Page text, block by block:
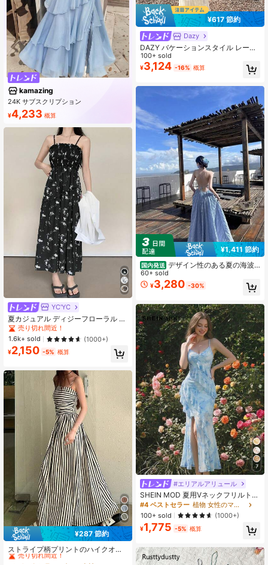
kamazing
24K サブスクリプション
¥4,233 概算
YC'YC
夏カジュアル ディジーフローラル タ
イストラップキャミソールドレス ブ
ラック バケーション エレガント
売り切れ間近！
1.6k+ sold
(1000+)
¥2,150 -5% 概算
¥287 節約
ストライプ柄プリントのハイクオリ
ティーな女性用バケーションドレ
#6 ベストセラー
ビーチ 女性のロングドレス
売り切れ間近！
#6 ベストセラー
#6 ベストセラー
¥617 節約
Dazy
DAZY バケーションスタイル レース
アップドレス レディース サンドレス
夏用
100+ sold
¥3,124 -16% 概算
¥1,411 節約
国内発送 デザイン性のある夏の海波
ブルーの雰囲気漂うリゾート風、背
中が開いたウエストを引き立てるス
リムな大きな裾のビーチ用キャミソ
60+ sold
¥3,280 -30%
7
#エリアルアリュール
SHEIN MOD 夏用Vネックフリルトリ
ムハイスリットタイダイプリントロ
ングスリップドレス、女性用サマー
ドレス、女性用パステルドレス、パ
ーティードレス、パーティーアウト
フィット、ビーチドレス、女性用ビ
ーチアウトフィット、女性用エレガ
ントドレス、女性用バケーションア
ウトフィット、バケーションドレ
#4 ベストセラー
植物 女性のマキシドレス
100+ sold
(1000+)
¥1,775 -5% 概算